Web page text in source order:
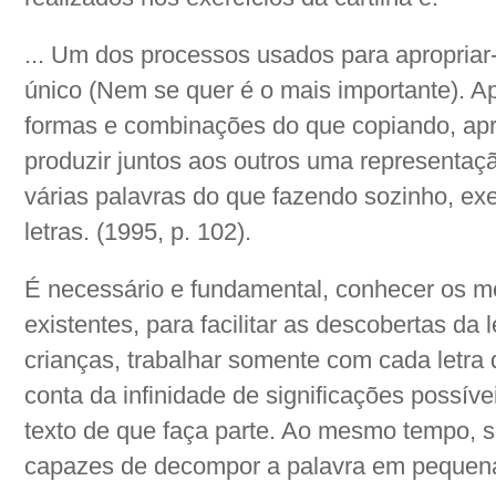
... Um dos processos usados para
único (Nem se quer é o mais importante).
formas e combinações do que copiando,
produzir juntos aos outros uma
várias palavras do que fazendo sozinho,
letras. (1995, p. 102).
É necessário e fundamental, conhecer os
existentes, para facilitar as descobertas da
crianças, trabalhar somente com cada
conta da infinidade de significações
texto de que faça parte. Ao mesmo tempo,
capazes de decompor a palavra em